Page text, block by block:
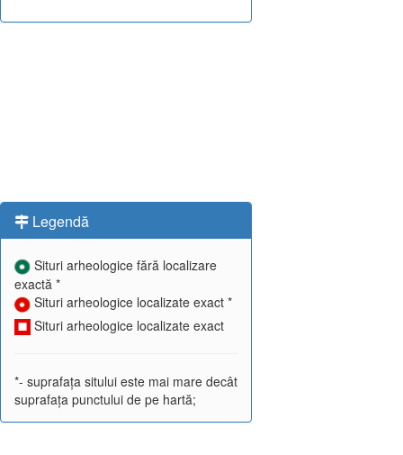
Legendă
Situri arheologice fără localizare
exactă *
Situri arheologice localizate exact *
Situri arheologice localizate exact
*- suprafața sitului este mai mare decât
suprafața punctului de pe hartă;